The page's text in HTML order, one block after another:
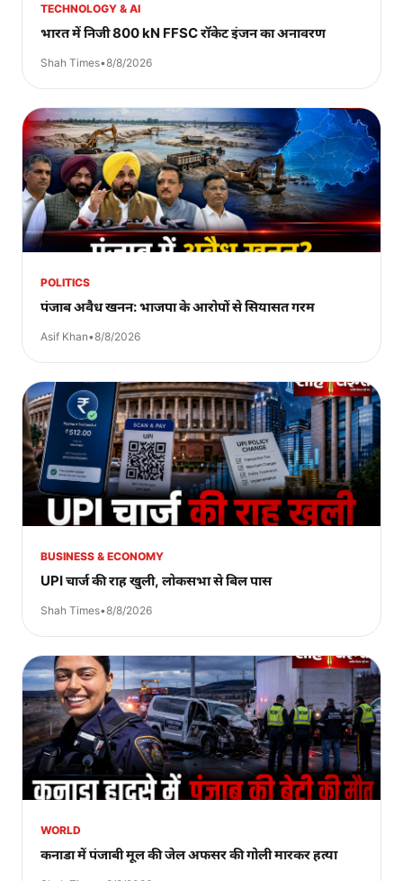
TECHNOLOGY & AI
भारत में निजी 800 kN FFSC रॉकेट इंजन का अनावरण
Shah Times•8/8/2026
POLITICS
पंजाब अवैध खनन: भाजपा के आरोपों से सियासत गरम
Asif Khan•8/8/2026
BUSINESS & ECONOMY
UPI चार्ज की राह खुली, लोकसभा से बिल पास
Shah Times•8/8/2026
WORLD
कनाडा में पंजाबी मूल की जेल अफसर की गोली मारकर हत्या